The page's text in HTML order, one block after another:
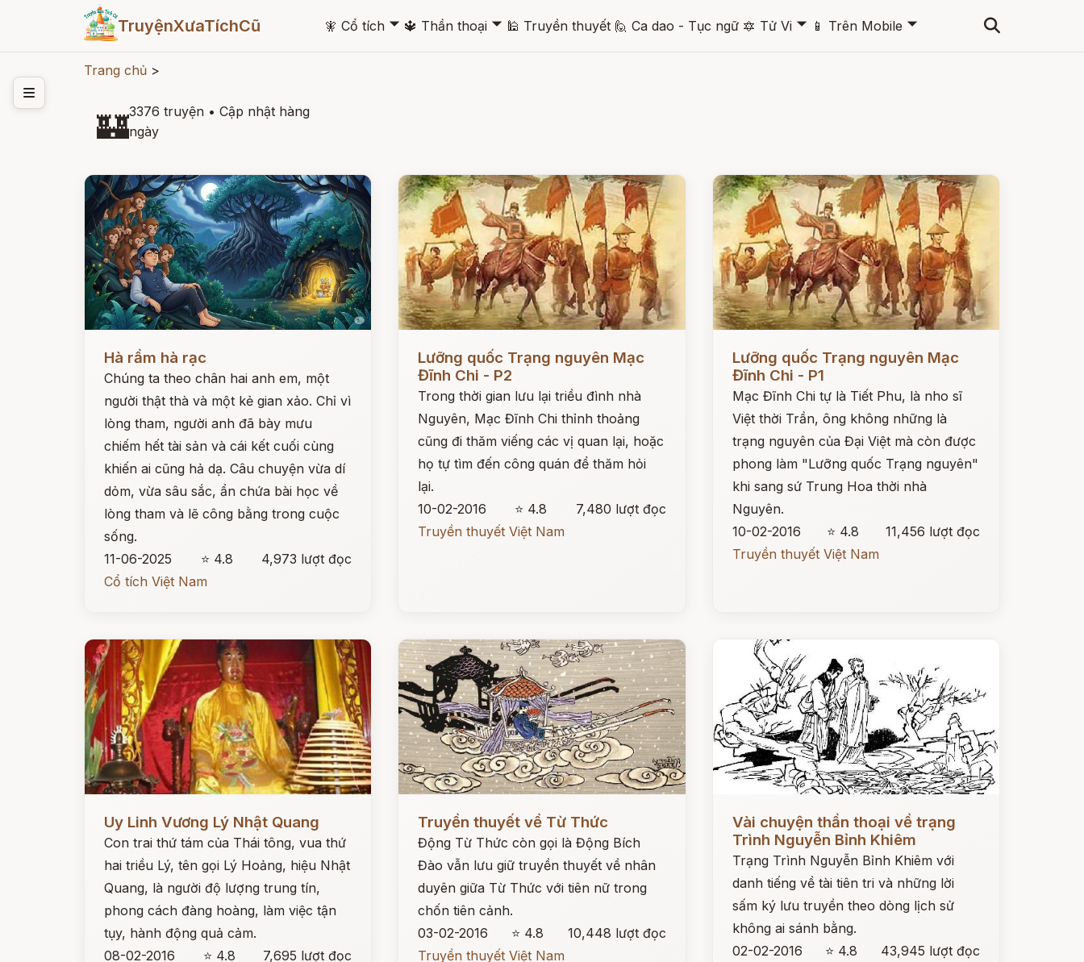
TruyệnXưaTíchCũ 🧚 Cổ tích 🞃 🔱 Thần thoại 🞃 🕌 Truyền thuyết 🙋 Ca dao - Tục ngữ 🔯 Tử Vi 🞃 📱 Trên Mobile 🞃
Trang chủ >
🏰3376 truyện • Cập nhật hàng
ngày
Đọc ngay
Hà rầm hà rạc
Chúng ta theo chân hai anh em, một
người thật thà và một kẻ gian xảo. Chỉ vì
lòng tham, người anh đã bày mưu
chiếm hết tài sản và cái kết cuối cùng
khiến ai cũng hả dạ. Câu chuyện vừa dí
dỏm, vừa sâu sắc, ẩn chứa bài học về
lòng tham và lẽ công bằng trong cuộc
sống.
11-06-2025
⭐ 4.8
4,973 lượt đọc
Cổ tích Việt Nam
Lưỡng quốc Trạng nguyên Mạc
Đĩnh Chi - P2
Trong thời gian lưu lại triều đình nhà
Nguyên, Mạc Đĩnh Chi thỉnh thoảng
cũng đi thăm viếng các vị quan lại, hoặc
họ tự tìm đến công quán để thăm hỏi
lại.
10-02-2016
⭐ 4.8
7,480 lượt đọc
Truyền thuyết Việt Nam
Lưỡng quốc Trạng nguyên Mạc
Đĩnh Chi - P1
Mạc Đĩnh Chi tự là Tiết Phu, là nho sĩ
Việt thời Trần, ông không những là
trạng nguyên của Đại Việt mà còn được
phong làm "Lưỡng quốc Trạng nguyên"
khi sang sứ Trung Hoa thời nhà
Nguyên.
10-02-2016
⭐ 4.8
11,456 lượt đọc
Truyền thuyết Việt Nam
Uy Linh Vương Lý Nhật Quang
Con trai thứ tám của Thái tông, vua thứ
hai triều Lý, tên gọi Lý Hoảng, hiệu Nhật
Quang, là người độ lượng trung tín,
phong cách đàng hoàng, làm việc tận
tụy, hành động quả cảm.
08-02-2016
⭐ 4.8
7,695 lượt đọc
Đọc ngay
Truyền thuyết về Từ Thức
Động Từ Thức còn gọi là Động Bích
Đào vẫn lưu giữ truyền thuyết về nhân
duyên giữa Từ Thức với tiên nữ trong
chốn tiên cảnh.
03-02-2016
⭐ 4.8
10,448 lượt đọc
Truyền thuyết Việt Nam
Vài chuyện thần thoại về trạng
Trình Nguyễn Bỉnh Khiêm
Trạng Trình Nguyễn Bỉnh Khiêm với
danh tiếng về tài tiên tri và những lời
sấm ký lưu truyền theo dòng lịch sử
không ai sánh bằng.
02-02-2016
⭐ 4.8
43,945 lượt đọc